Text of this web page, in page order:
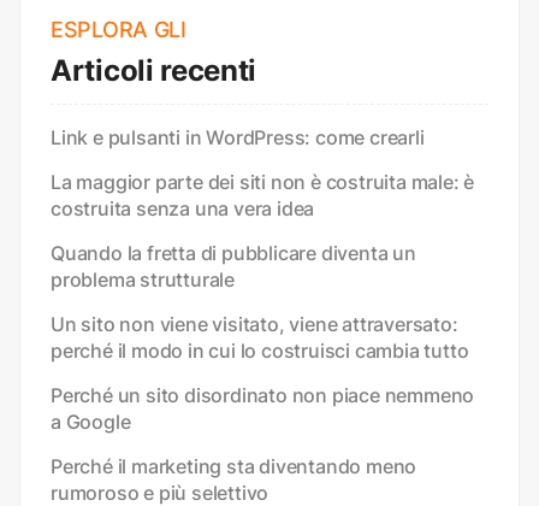
ESPLORA GLI
Articoli recenti
Link e pulsanti in WordPress: come crearli
La maggior parte dei siti non è costruita male: è
costruita senza una vera idea
Quando la fretta di pubblicare diventa un
problema strutturale
Un sito non viene visitato, viene attraversato:
perché il modo in cui lo costruisci cambia tutto
Perché un sito disordinato non piace nemmeno
a Google
Perché il marketing sta diventando meno
rumoroso e più selettivo